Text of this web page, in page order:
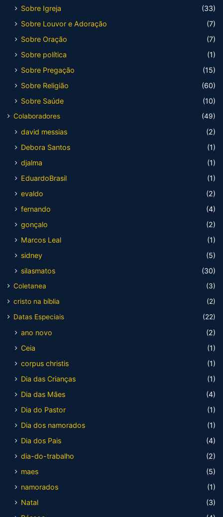
Sobre Igreja
(33)
Sobre Louvor e Adoração
(7)
Sobre Oração
(7)
Sobre política
(1)
Sobre Pregação
(15)
Sobre Religião
(60)
Sobre Saúde
(10)
Colaboradores (49)
david messias
(2)
Debora Santos
(1)
djalma
(1)
EduardoBrasil
(1)
evaldo
(2)
fernando
(4)
gonçalo
(2)
Marcos Leal
(1)
sidney
(5)
silasmatos
(30)
Coletanea
(3)
cristo na bíblia
(2)
Datas Especiais
(22)
ano novo
(2)
Ceia
(1)
corpus christis
(1)
Dia das Crianças
(1)
Dia das Mães
(4)
Dia do Pastor
(1)
Dia dos namorados
(1)
Dia dos Pais
(4)
dia-do-trabalho
(2)
maes
(5)
namorados
(1)
Natal
(3)